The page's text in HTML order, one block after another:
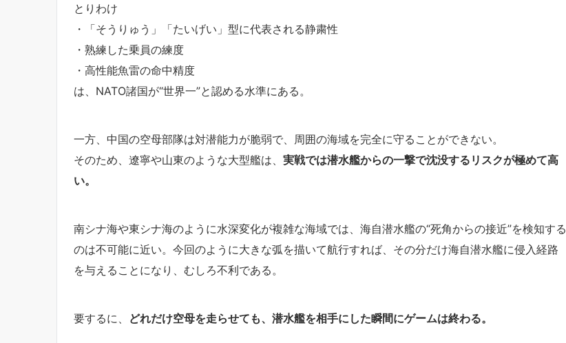
とりわけ
・「そうりゅう」「たいげい」型に代表される静粛性
・熟練した乗員の練度
・高性能魚雷の命中精度
は、NATO諸国が“世界一”と認める水準にある。
一方、中国の空母部隊は対潜能力が脆弱で、周囲の海域を完全に守ることができない。
そのため、遼寧や山東のような大型艦は、 実戦では潜水艦からの一撃で沈没するリスクが極めて高
い。
南シナ海や東シナ海のように水深変化が複雑な海域では、海自潜水艦の“死角からの接近”を検知する
のは不可能に近い。今回のように大きな弧を描いて航行すれば、その分だけ海自潜水艦に侵入経路
を与えることになり、むしろ不利である。
要するに、 どれだけ空母を走らせても、潜水艦を相手にした瞬間にゲームは終わる。